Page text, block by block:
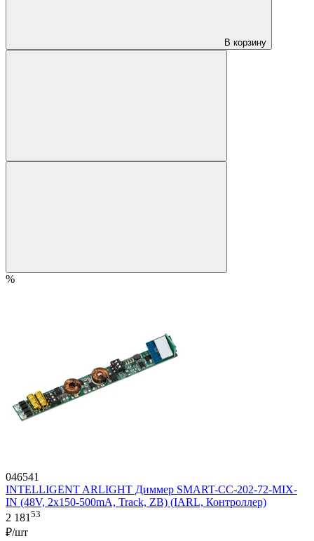
В корзину
%
046541
INTELLIGENT ARLIGHT Диммер SMART-CC-202-72-MIX-
IN (48V, 2x150-500mA, Track, ZB) (IARL, Контроллер)
2 181 53
₽/шт